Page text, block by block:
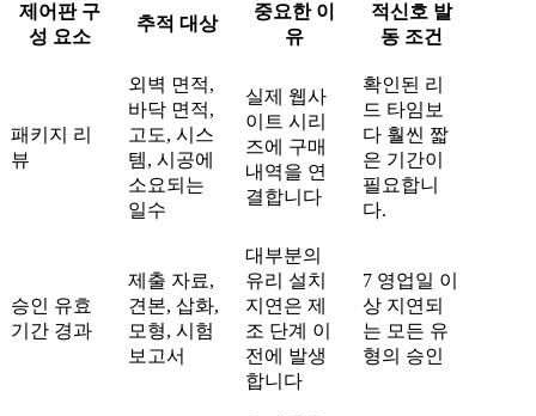
제어판 구
성 요소
추적 대상
중요한 이
유
적신호 발
동 조건
패키지 리
뷰
외벽 면적,
바닥 면적,
고도, 시스
템, 시공에
소요되는
일수
실제 웹사
이트 시리
즈에 구매
내역을 연
결합니다
확인된 리
드 타임보
다 훨씬 짧
은 기간이
필요합니
다.
승인 유효
기간 경과
제출 자료,
견본, 삽화,
모형, 시험
보고서
대부분의
유리 설치
지연은 제
조 단계 이
전에 발생
합니다
7 영업일 이
상 지연되
는 모든 유
형의 승인